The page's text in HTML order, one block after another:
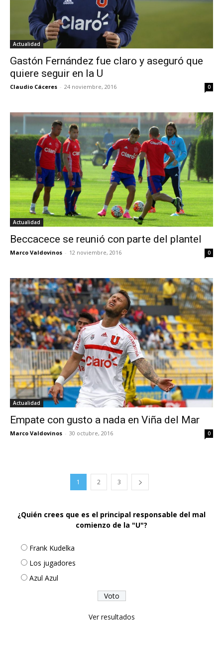
Actualidad
Gastón Fernández fue claro y aseguró que
quiere seguir en la U
Claudio Cáceres - 24 noviembre, 2016 0
Actualidad
Beccacece se reunió con parte del plantel
Marco Valdovinos - 12 noviembre, 2016 0
Actualidad
Empate con gusto a nada en Viña del Mar
Marco Valdovinos - 30 octubre, 2016 0
1 2 3
¿Quién crees que es el principal responsable del mal
comienzo de la "U"?
Frank Kudelka
Los jugadores
Azul Azul
Ver resultados